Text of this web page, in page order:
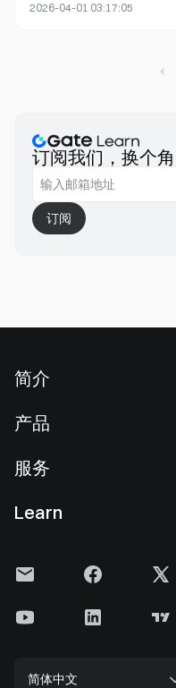
式。
2026-04-01 03:17:05
订阅我们，换个
订阅
简介
新闻中心
Cookie 政策
储备金
产品
现货交易
理财中心
服务
费率标准
上币申请
Learn
Gate 快讯
简体中文